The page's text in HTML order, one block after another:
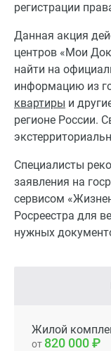
регистрации
Данная акция
центров «Мои
найти на
информацию из
квартиры и
регионе России.
Специалисты
заявления на
сервисом
Росреестра для
нужных
Жилой
от 820 000